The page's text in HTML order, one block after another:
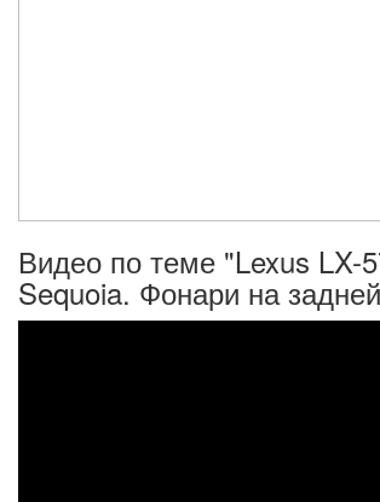
Видео по теме "Lexus LX-
Sequoia. Фонари на